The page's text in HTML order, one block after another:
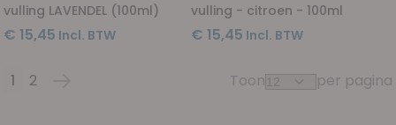
vulling LAVENDEL (100ml)
€ 15,45
vulling - citroen - 100ml
€ 15,45
Pagina
U lees momenteel pagina
1 Pagina
2 Toon per pagina